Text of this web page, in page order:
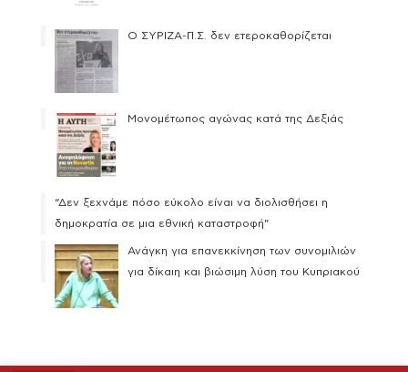
Ο ΣΥΡΙΖΑ-Π.Σ. δεν ετεροκαθορίζεται
Μονομέτωπος αγώνας κατά της Δεξιάς
“Δεν ξεχνάμε πόσο εύκολο είναι να διολισθήσει η
δημοκρατία σε μια εθνική καταστροφή”
Ανάγκη για επανεκκίνηση των συνομιλιών
για δίκαιη και βιώσιμη λύση του Κυπριακού